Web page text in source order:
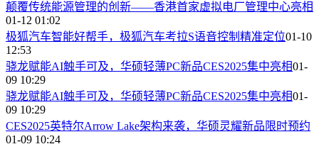
颠覆传统能源管理的创新——香港首家虚拟电厂管理中心亮相
01-12 01:02
极狐汽车智能好帮手，极狐汽车考拉S语音控制精准定位01-10
12:53
骁龙赋能AI触手可及，华硕轻薄PC新品CES2025集中亮相01-
09 10:29
骁龙赋能AI触手可及，华硕轻薄PC新品CES2025集中亮相01-
09 10:29
CES2025英特尔Arrow Lake架构来袭，华硕灵耀新品限时预约
01-09 10:24